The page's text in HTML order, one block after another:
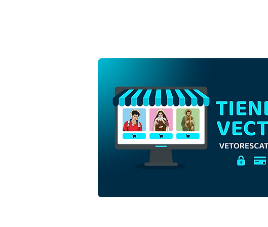
Santa Efigenia de Etiopía |
Descarga gratuita de
vectores de contorno